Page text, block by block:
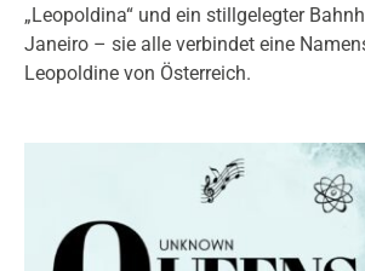
„Leopoldina“ und ein stillgelegter
Janeiro – sie alle verbindet eine
Leopoldine von Österreich.